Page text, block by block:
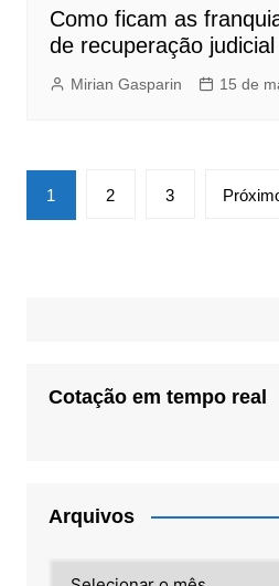
Como ficam as
de recuperação
Mirian Gasparin 15 de
Navegação
por
1 2 3
Cotação em tempo real
Arquivos